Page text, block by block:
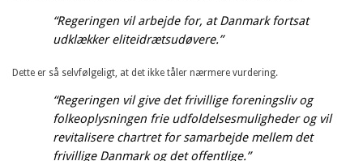
“Regeringen vil arbejde for, at Danmark fortsat
udklækker eliteidrætsudøvere.”
Dette er så selvfølgeligt, at det ikke tåler nærmere vurdering.
“Regeringen vil give det frivillige foreningsliv og
folkeoplysningen frie udfoldelsesmuligheder og vil
revitalisere chartret for samarbejde mellem det
frivillige Danmark og det offentlige.”